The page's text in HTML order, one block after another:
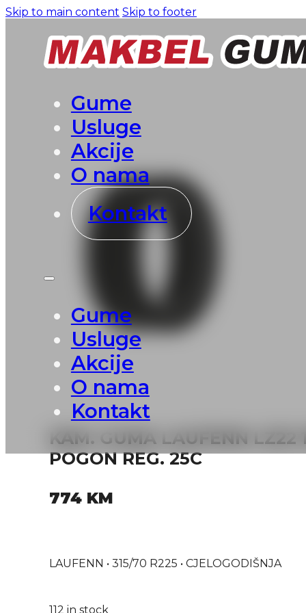
Skip to main content Skip to footer
Gume
Usluge
Akcije
O nama
Kontakt
Gume
Usluge
Akcije
O nama
Kontakt
KAM. GUMA LAUFENN LZ22
POGON REG. 25C
774 KM
LAUFENN • 315/70 R225 • CJELOGODIŠNJA
112 in stock